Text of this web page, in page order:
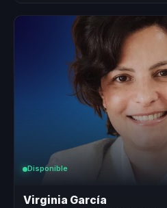
Disponible
Virginia García